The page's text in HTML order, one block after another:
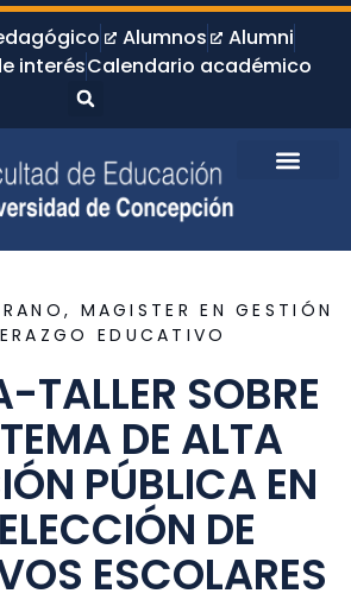
Alumnos
Alumni
interésCalendario académico
, MAGISTER EN GESTIÓN
EDUCATIVO
TALLER SOBRE
DE ALTA
PÚBLICA EN
DE
ESCOLARES